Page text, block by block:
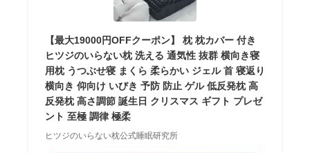
【最大19000円OFFクーポン】 枕 枕カバー 付き
ヒツジのいらない枕 洗える 通気性 抜群 横向き寝
用枕 うつぶせ寝 まくら 柔らかい ジェル 首 寝返り
横向き 仰向け いびき 予防 防止 ゲル 低反発枕 高
反発枕 高さ調節 誕生日 クリスマス ギフト プレゼ
ント 至極 調律 極柔
ヒツジのいらない枕公式睡眠研究所